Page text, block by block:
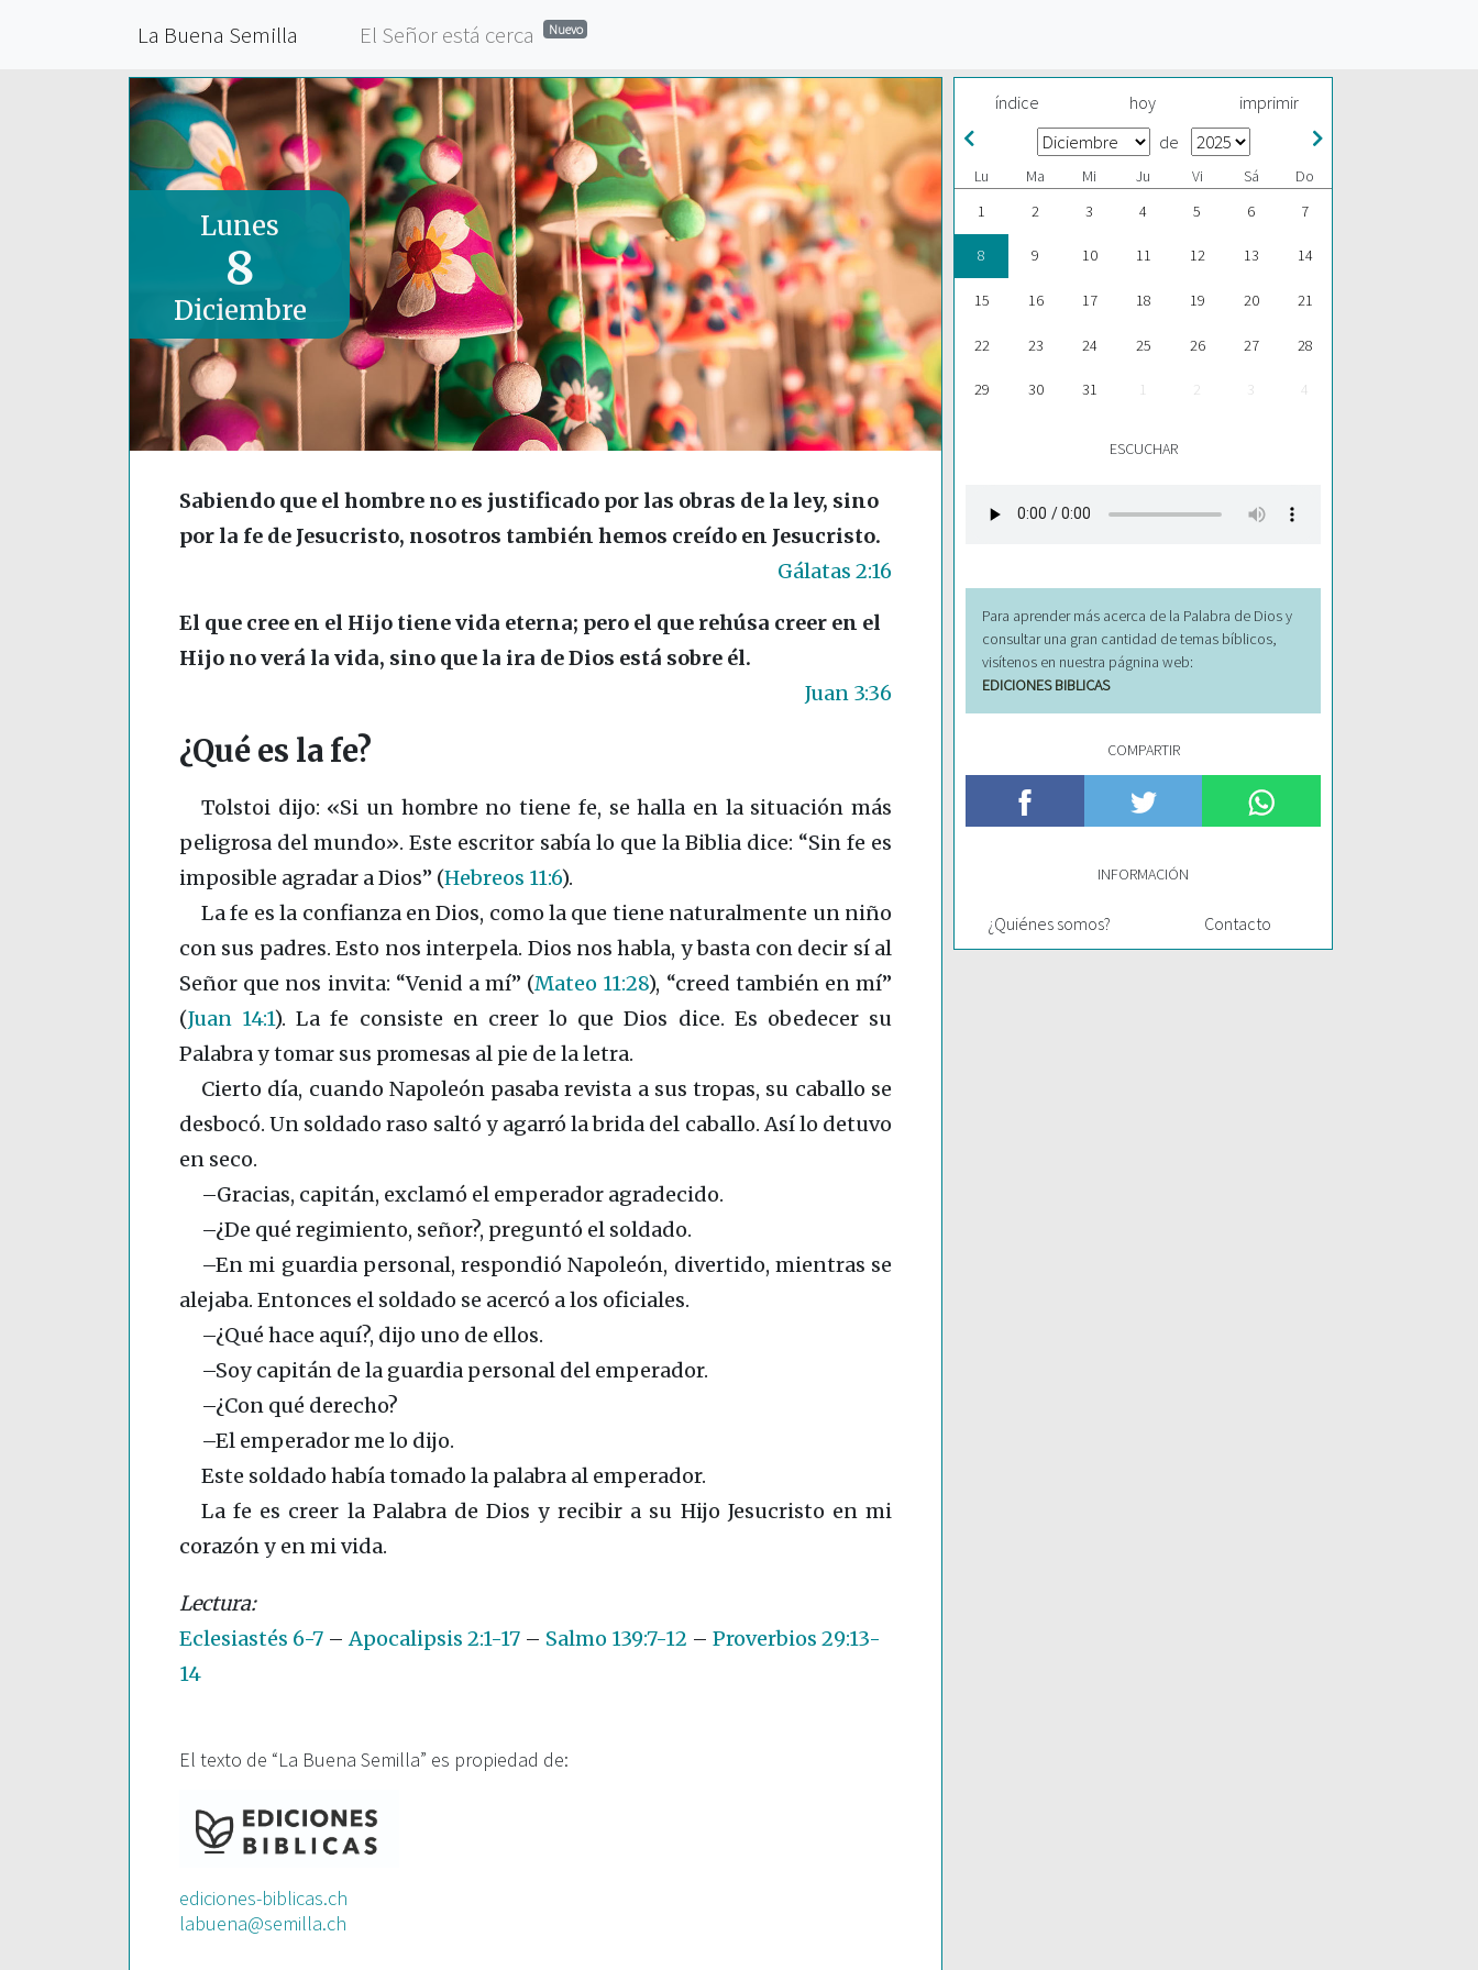
La Buena Semilla El Señor está cerca Nuevo
Lunes
8
Diciembre
Sabiendo que el hombre no es justificado por las obras de la ley, sino
por la fe de Jesucristo, nosotros también hemos creído en Jesucristo.
Gálatas 2:16
El que cree en el Hijo tiene vida eterna; pero el que rehúsa creer en el
Hijo no verá la vida, sino que la ira de Dios está sobre él.
Juan 3:36
¿Qué es la fe?
Tolstoi dijo: «Si un hombre no tiene fe, se halla en la situación más
peligrosa del mundo». Este escritor sabía lo que la Biblia dice: “Sin fe es
imposible agradar a Dios” (Hebreos 11:6).
La fe es la confianza en Dios, como la que tiene naturalmente un niño
con sus padres. Esto nos interpela. Dios nos habla, y basta con decir sí al
Señor que nos invita: “Venid a mí” (Mateo 11:28), “creed también en mí”
(Juan 14:1). La fe consiste en creer lo que Dios dice. Es obedecer su
Palabra y tomar sus promesas al pie de la letra.
Cierto día, cuando Napoleón pasaba revista a sus tropas, su caballo se
desbocó. Un soldado raso saltó y agarró la brida del caballo. Así lo detuvo
en seco.
–Gracias, capitán, exclamó el emperador agradecido.
–¿De qué regimiento, señor?, preguntó el soldado.
–En mi guardia personal, respondió Napoleón, divertido, mientras se
alejaba. Entonces el soldado se acercó a los oficiales.
–¿Qué hace aquí?, dijo uno de ellos.
–Soy capitán de la guardia personal del emperador.
–¿Con qué derecho?
–El emperador me lo dijo.
Este soldado había tomado la palabra al emperador.
La fe es creer la Palabra de Dios y recibir a su Hijo Jesucristo en mi
corazón y en mi vida.
Eclesiastés 6-7 –Apocalipsis 2:1-17 – Salmo 139:7-12 – Proverbios 29:13-
14
El texto de “La Buena Semilla” es propiedad de:
ediciones-biblicas.ch
labuena@semilla.ch
índice hoy imprimir
de
Lu Ma Mi Ju Vi Sá
Do
1
2 3 4 5 6 7
8 9 10 11 12 13 14
15 16 17 18 19 20 21
22 23 24 25 26 27 28
29 30 31 1 2 3 4
ESCUCHAR
Para aprender más acerca de la Palabra de Dios y
consultar una gran cantidad de temas bíblicos,
visítenos en nuestra págnina web:
EDICIONES BIBLICAS
COMPARTIR
INFORMACIÓN
¿Quiénes somos? Contacto